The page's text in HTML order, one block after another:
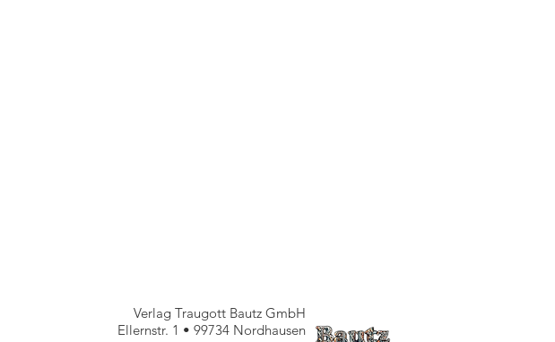
Verlag Traugott Bautz GmbH
Ellernstr. 1 • 99734 Nordhausen